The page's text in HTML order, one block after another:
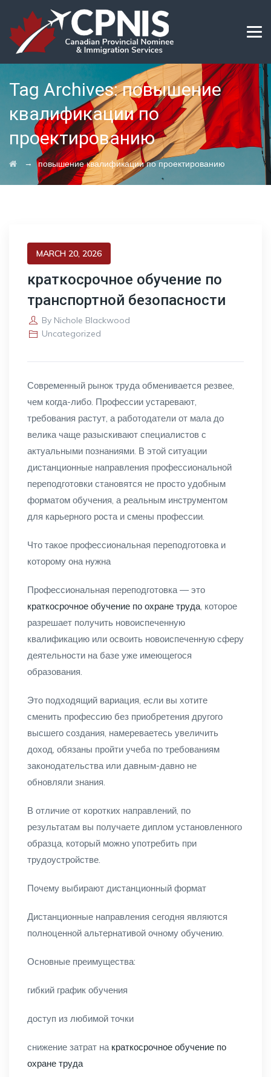
Tag Archives:повышение
квалификации по
проектированию
→повышение квалификации по проектированию
MARCH 20, 2026
краткосрочное обучение по
транспортной безопасности
By Nichole Blackwood
Uncategorized
Современный рынок труда обменивается резвее,
чем когда-либо. Профессии устаревают,
требования растут, а работодатели от мала до
велика чаще разыскивают специалистов с
актуальными познаниями. В этой ситуации
дистанционные направления профессиональной
переподготовки становятся не просто удобным
форматом обучения, а реальным инструментом
для карьерного роста и смены профессии.
Что такое профессиональная переподготовка и
которому она нужна
Профессиональная переподготовка — это
краткосрочное обучение по охране труда, которое
разрешает получить новоиспеченную
квалификацию или освоить новоиспеченную сферу
деятельности на базе уже имеющегося
образования.
Это подходящий вариация, если вы хотите
сменить профессию без приобретения другого
высшего создания, намереваетесь увеличить
доход, обязаны пройти учеба по требованиям
законодательства или давным-давно не
обновляли знания.
В отличие от коротких направлений, по
результатам вы получаете диплом установленного
образца, который можно употребить при
трудоустройстве.
Почему выбирают дистанционный формат
Дистанционные направления сегодня являются
полноценной альтернативой очному обучению.
Основные преимущества:
гибкий график обучения
доступ из любимой точки
снижение затрат на краткосрочное обучение по
охране труда